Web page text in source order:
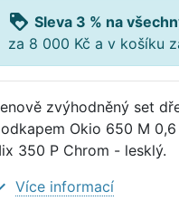
loyalty Sleva 3 % na
za 8 000 Kč a v košíku
zvýhodněný set
Okio 650 M
350 P Chrom - lesklý.
Více informací